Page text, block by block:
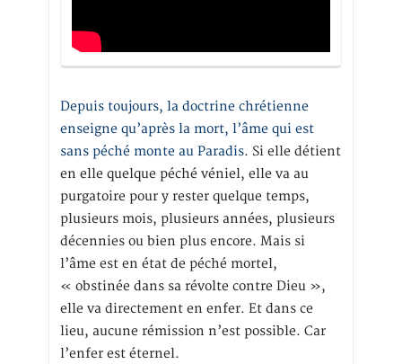
Depuis toujours, la doctrine chrétienne
enseigne qu’après la mort, l’âme qui est
sans péché monte au Paradis. Si elle détient
en elle quelque péché véniel, elle va au
purgatoire pour y rester quelque temps,
plusieurs mois, plusieurs années, plusieurs
décennies ou bien plus encore. Mais si
l’âme est en état de péché mortel,
« obstinée dans sa révolte contre Dieu »,
elle va directement en enfer. Et dans ce
lieu, aucune rémission n’est possible. Car
l’enfer est éternel.